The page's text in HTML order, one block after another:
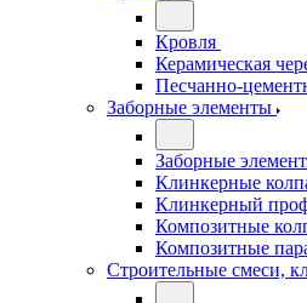
Кровля
Керамическая
Песчанно-
Заборные элементы
Заборные
Клинкерные
Клинкерный
Композитные
Композитные
Строительные смеси,